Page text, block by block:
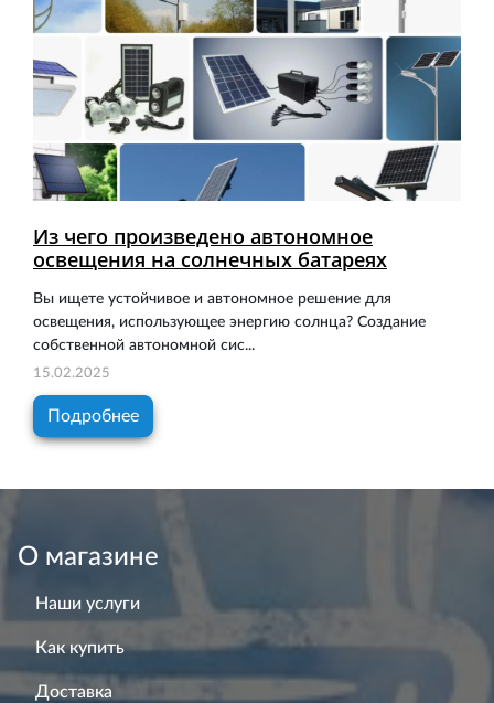
Из чего произведено автономное
освещения на солнечных батареях
Вы ищете устойчивое и автономное решение для
освещения, использующее энергию солнца? Создание
собственной автономной сис...
15.02.2025
Подробнее
О магазине
Наши услуги
Как купить
Доставка